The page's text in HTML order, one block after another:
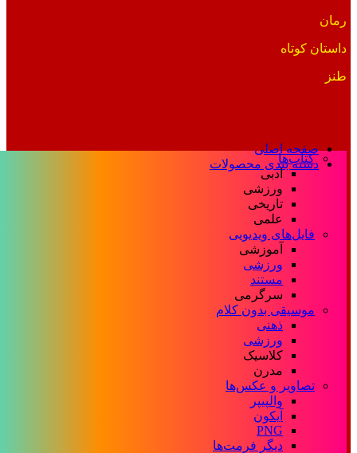
رمان
داستان کوتاه
طنز
صفحه اصلی
دسته بندی محصولات
کتاب‌ها
ادبی
ورزشی
تاریخی
علمی
فایل‌های ویدیویی
آموزشی
ورزشی
مستند
سرگرمی
موسیقی بدون کلام
ذهنی
ورزشی
کلاسیک
مدرن
تصاویر و عکس‌ها
والپیپر
آیکون
PNG
دیگر فرمت‌ها